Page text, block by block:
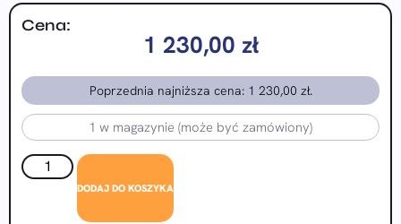
Cena:
1 230,00 zł
Poprzednia najniższa cena: 1 230,00 zł.
1 w magazynie (może być zamówiony)
DODAJ DO KOSZYKA